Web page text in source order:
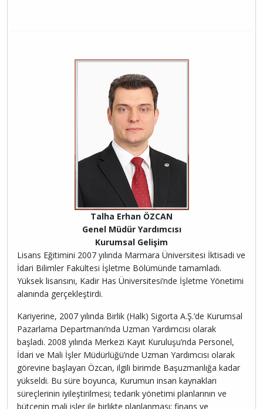
Talha Erhan ÖZCAN
Genel Müdür Yardımcısı
Kurumsal Gelişim
Lisans Eğitimini 2007 yılında Marmara Üniversitesi İktisadi ve
İdari Bilimler Fakültesi İşletme Bölümünde tamamladı.
Yüksek lisansını, Kadir Has Üniversitesi’nde İşletme Yönetimi
alanında gerçekleştirdi.
Kariyerine, 2007 yılında Birlik (Halk) Sigorta A.Ş.’de Kurumsal
Pazarlama Departmanı’nda Uzman Yardımcısı olarak
başladı. 2008 yılında Merkezi Kayıt Kuruluşu’nda Personel,
İdari ve Mali İşler Müdürlüğü’nde Uzman Yardımcısı olarak
görevine başlayan Özcan, ilgili birimde Başuzmanlığa kadar
yükseldi. Bu süre boyunca, Kurumun insan kaynakları
süreçlerinin iyileştirilmesi; tedarik yönetimi planlarının ve
bütçenin mali işler ile birlikte planlanması; finans ve